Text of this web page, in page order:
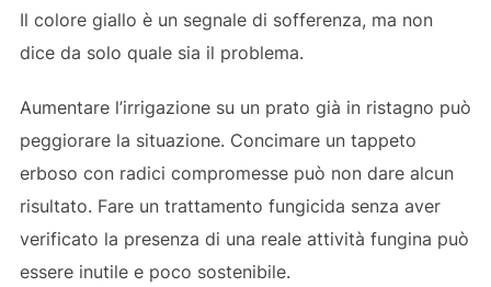
Il colore giallo è un segnale di sofferenza, ma non
dice da solo quale sia il problema.
Aumentare l’irrigazione su un prato già in ristagno può
peggiorare la situazione. Concimare un tappeto
erboso con radici compromesse può non dare alcun
risultato. Fare un trattamento fungicida senza aver
verificato la presenza di una reale attività fungina può
essere inutile e poco sostenibile.